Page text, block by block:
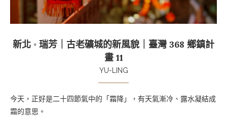
新北 ◦ 瑞芳｜古老礦城的新風貌｜臺灣 368 鄉鎮計
畫 11
YU-LING
今天，正好是二十四節氣中的「霜降」，有天氣漸冷、露水凝結成
霜的意思。